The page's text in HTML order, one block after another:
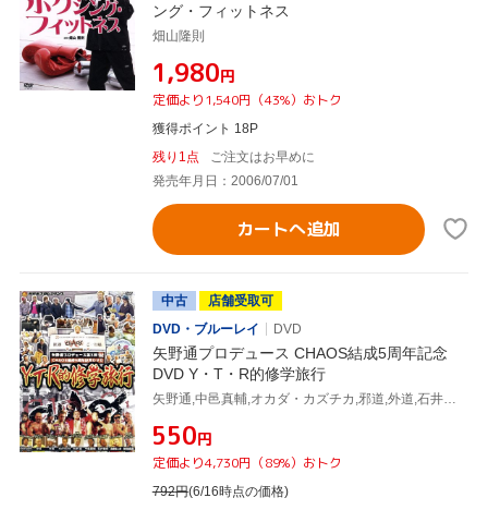
ング・フィットネス
畑山隆則
¥1,980円
定価より1,540円（43%）おトク
獲得ポイント 18P
残り1点
ご注文はお早めに
発売年月日：2006/07/01
カートへ追加
中古
店舗受取可
DVD・ブルーレイ
DVD
矢野通プロデュース CHAOS結成5周年記念
DVD Y・T・R的修学旅行
矢野通,中邑真輔,オカダ・カズチカ,邪道,外道,石井智宏,高橋裕二郎,YOSHI-HASHI
¥550円
定価より4,730円（89%）おトク
792円(6/16時点の価格)